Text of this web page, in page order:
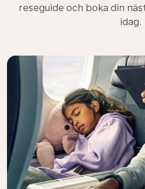
reseguide och boka din
idag.